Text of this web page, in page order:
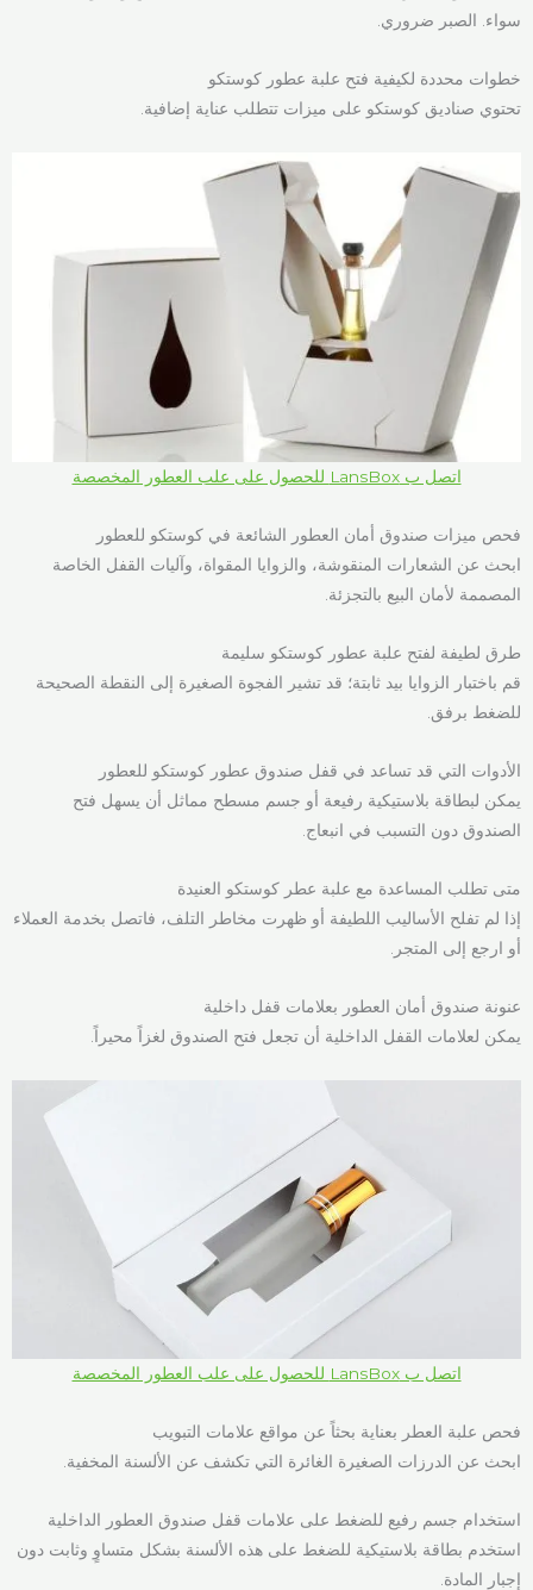
سواء. الصبر ضروري.
خطوات محددة لكيفية فتح علبة عطور كوستكو
تحتوي صناديق كوستكو على ميزات تتطلب عناية إضافية.
اتصل ب LansBox للحصول على علب العطور المخصصة
فحص ميزات صندوق أمان العطور الشائعة في كوستكو للعطور
ابحث عن الشعارات المنقوشة، والزوايا المقواة، وآليات القفل الخاصة
المصممة لأمان البيع بالتجزئة.
طرق لطيفة لفتح علبة عطور كوستكو سليمة
قم باختبار الزوايا بيد ثابتة؛ قد تشير الفجوة الصغيرة إلى النقطة الصحيحة
للضغط برفق.
الأدوات التي قد تساعد في قفل صندوق عطور كوستكو للعطور
يمكن لبطاقة بلاستيكية رفيعة أو جسم مسطح مماثل أن يسهل فتح
الصندوق دون التسبب في انبعاج.
متى تطلب المساعدة مع علبة عطر كوستكو العنيدة
إذا لم تفلح الأساليب اللطيفة أو ظهرت مخاطر التلف، فاتصل بخدمة العملاء
أو ارجع إلى المتجر.
عنونة صندوق أمان العطور بعلامات قفل داخلية
يمكن لعلامات القفل الداخلية أن تجعل فتح الصندوق لغزاً محيراً.
اتصل ب LansBox للحصول على علب العطور المخصصة
فحص علبة العطر بعناية بحثاً عن مواقع علامات التبويب
ابحث عن الدرزات الصغيرة الغائرة التي تكشف عن الألسنة المخفية.
استخدام جسم رفيع للضغط على علامات قفل صندوق العطور الداخلية
استخدم بطاقة بلاستيكية للضغط على هذه الألسنة بشكل متساوٍ وثابت دون
إجبار المادة.